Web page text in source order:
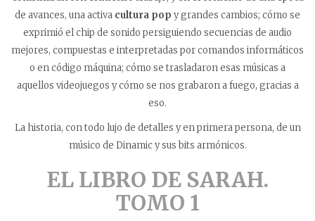
de avances, una activa cultura pop y grandes cambios; cómo se
exprimió el chip de sonido persiguiendo secuencias de audio
mejores, compuestas e interpretadas por comandos informáticos
o en código máquina; cómo se trasladaron esas músicas a
aquellos videojuegos y cómo se nos grabaron a fuego, gracias a
eso.
La historia, con todo lujo de detalles y en primera persona, de un
músico de Dinamic y sus bits armónicos.
EL LIBRO DE SARAH.
TOMO 1